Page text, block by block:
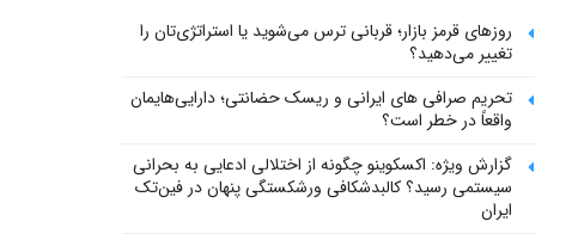
روزهای قرمز بازار؛ قربانی ترس می‌شوید یا استراتژی‌تان را
تغییر می‌دهید؟
تحریم صرافی های ایرانی و ریسک حضانتی؛ دارایی‌هایمان
واقعاً در خطر است؟
گزارش ویژه: اکسکوینو چگونه از اختلالی ادعایی به بحرانی
سیستمی رسید؟ کالبدشکافی ورشکستگی پنهان در فین‌تک
ایران